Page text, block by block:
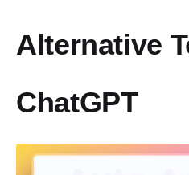
Alternative
ChatGPT